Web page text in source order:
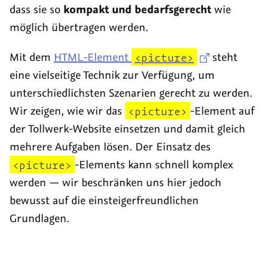
dass sie so kompakt und bedarfsgerecht wie
möglich übertragen werden.
Mit dem HTML-Element <picture>
steht
eine vielseitige Technik zur Verfügung, um
unterschiedlichsten Szenarien gerecht zu werden.
Wir zeigen, wie wir das <picture> -Element auf
der Tollwerk-Website einsetzen und damit gleich
mehrere Aufgaben lösen. Der Einsatz des
<picture> -Elements kann schnell komplex
werden — wir beschränken uns hier jedoch
bewusst auf die einsteigerfreundlichen
Grundlagen.